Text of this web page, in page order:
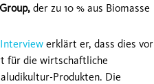
der zu 10 % aus Biomasse
erklärt er, dass dies vor
für die wirtschaftliche
Produkten. Die